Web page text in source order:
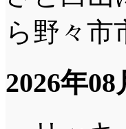
ら野々市
2026年